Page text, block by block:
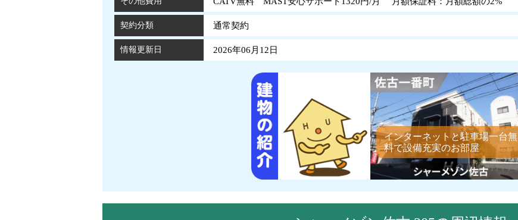
契約分類 通常契約
情報更新日 2026年06月12日
インターネットと駐車場一台無
料で設備充実のお部屋